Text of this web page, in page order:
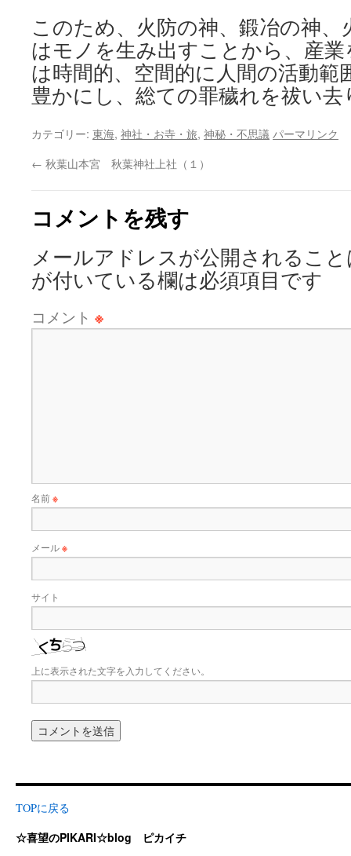
このため、火防の神、鍛冶の神
はモノを生み出すことから、産
は時間的、空間的に人間の活動範
豊かにし、総ての罪穢れを祓い去
カテゴリー: 東海, 神社・お寺・旅, 神秘・不思議パーマリンク
← 秋葉山本宮 秋葉神社上社（１）
コメントを残す
メールアドレスが公開されるこ
が付いている欄は必須項目です
コメント ※
名前※
メール※
サイト
上に表示された文字を入力してください。
TOPに戻る
☆喜望のPIKARI☆blog ピカイチ